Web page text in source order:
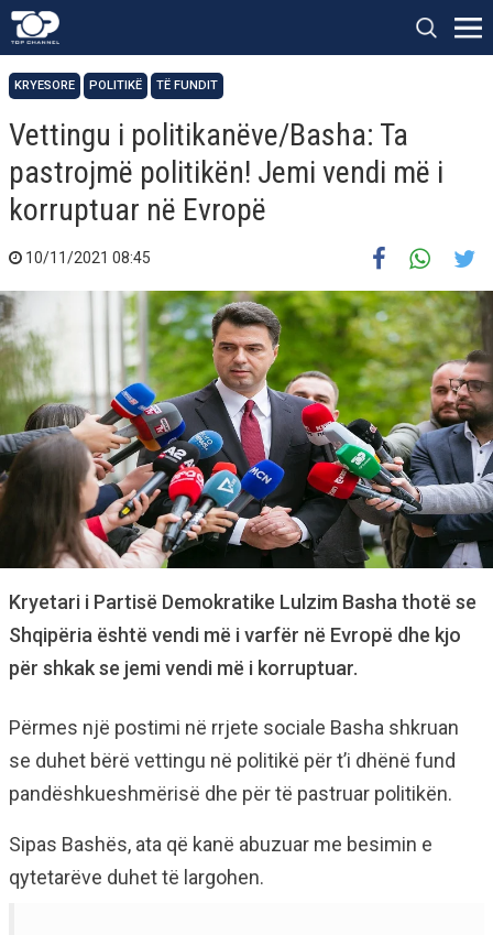
KRYESORE POLITIKË TË FUNDIT
Vettingu i politikanëve/Basha: Ta
pastrojmë politikën! Jemi vendi më i
korruptuar në Evropë
10/11/2021 08:45
Kryetari i Partisë Demokratike Lulzim Basha thotë se
Shqipëria është vendi më i varfër në Evropë dhe kjo
për shkak se jemi vendi më i korruptuar.
Përmes një postimi në rrjete sociale Basha shkruan
se duhet bërë vettingu në politikë për t’i dhënë fund
pandëshkueshmërisë dhe për të pastruar politikën.
Sipas Bashës, ata që kanë abuzuar me besimin e
qytetarëve duhet të largohen.